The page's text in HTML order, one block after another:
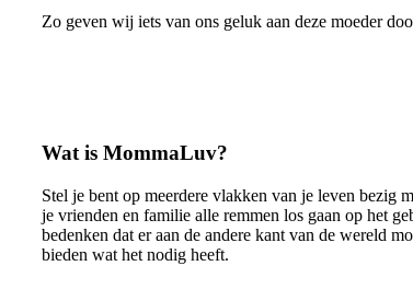
Zo geven wij iets van ons geluk aan deze moeder
Wat is MommaLuv?
Stel je bent op meerdere vlakken van je leven bezig
je vrienden en familie alle remmen los gaan op het
bedenken dat er aan de andere kant van de wereld
bieden wat het nodig heeft.